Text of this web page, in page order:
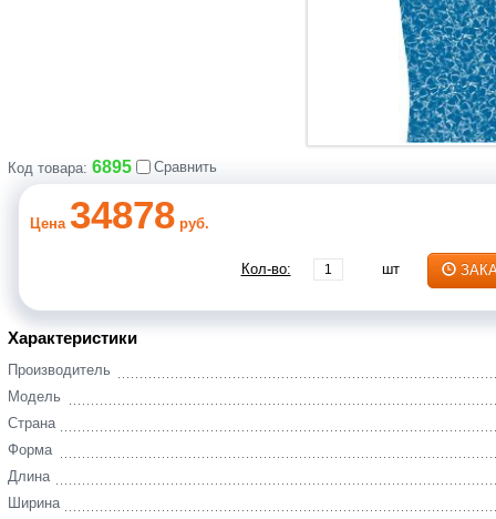
Код товара: 6895 Сравнить
Цена 34878 руб.
Кол-во: шт
Характеристики
Производитель
Модель
Страна
Форма
Длина
Ширина